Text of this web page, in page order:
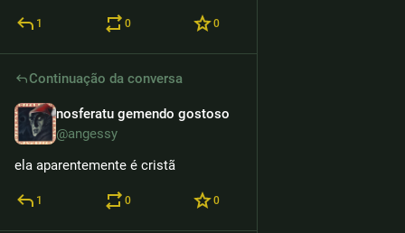
1 0 0
Continuação da conversa
nosferatu gemendo gostoso
@angessy
ela aparentemente é cristã
1 0 0